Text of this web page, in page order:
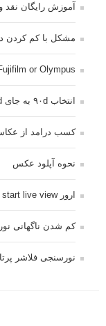
آموزش رایگان
مشکل با کم کردن
or Olympus
انتخاب ۹۰d به جای ۸۰d یا خرید لنز؟
کسب درامد از
نحوه آپلود عکس
ارور cannot start live view
کم شدن ناگهانی
نورسنجی فلاشر